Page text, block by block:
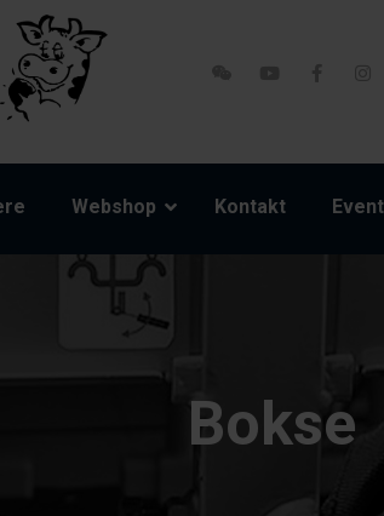
Webshop Kontakt
Bokse